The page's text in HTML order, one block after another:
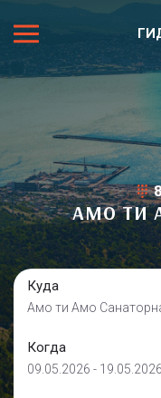
АМО ТИ
Куда
Амо ти Амо
Когда
09.05.2026 - 19.05.2026